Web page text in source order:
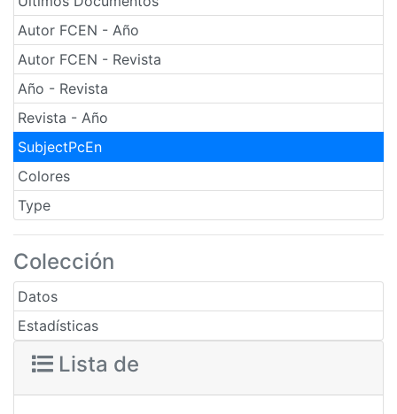
Autor FCEN - Año
Autor FCEN - Revista
Año - Revista
Revista - Año
SubjectPcEn
Colores
Type
Colección
Datos
Estadísticas
Lista de